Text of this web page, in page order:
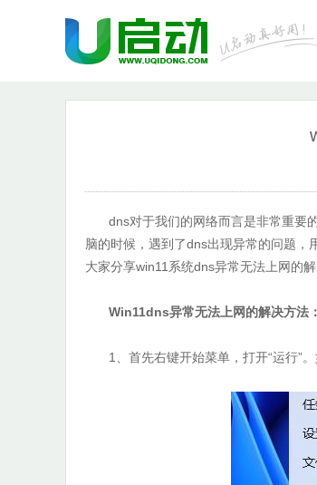
dns对于我们的网络而言是非常重要
脑的时候，遇到了dns出现异常的问题
大家分享win11系统dns异常无法上网的解
Win11dns异常无法上网的解决方法：
1、首先右键开始菜单，打开“运行”。